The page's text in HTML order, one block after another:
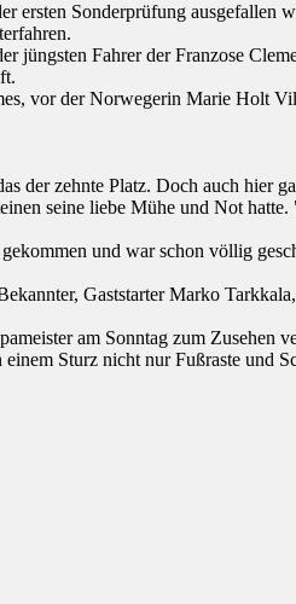
ersten Sonderprüfung ausgefallen
jüngsten Fahrer der Franzose
vor der Norwegerin Marie Holt
zehnte Platz. Doch auch hier
seine liebe Mühe und Not
und war schon völlig
Gaststarter Marko
am Sonntag zum Zusehen
Sturz nicht nur Fußraste und